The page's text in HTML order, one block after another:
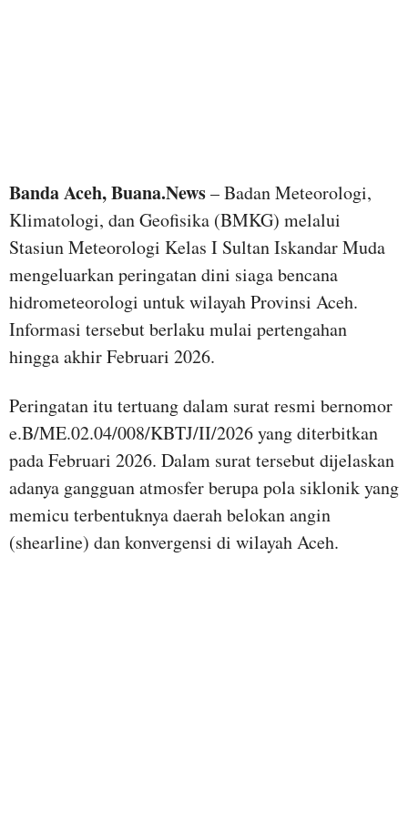
Banda Aceh, Buana.News– Badan Meteorologi,
Klimatologi, dan Geofisika (BMKG) melalui
Stasiun Meteorologi Kelas I Sultan Iskandar Muda
mengeluarkan peringatan dini siaga bencana
hidrometeorologi untuk wilayah Provinsi Aceh.
Informasi tersebut berlaku mulai pertengahan
hingga akhir Februari 2026.
Peringatan itu tertuang dalam surat resmi bernomor
e.B/ME.02.04/008/KBTJ/II/2026 yang diterbitkan
pada Februari 2026. Dalam surat tersebut dijelaskan
adanya gangguan atmosfer berupa pola siklonik yang
memicu terbentuknya daerah belokan angin
(shearline) dan konvergensi di wilayah Aceh.